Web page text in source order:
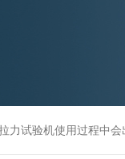
力试验机使用过程中